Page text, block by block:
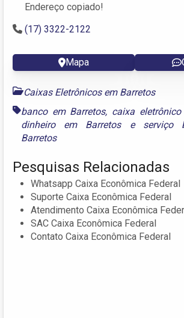
Endereço copiado!
(17) 3322-2122
Mapa
Caixas Eletrônicos em Barretos
banco em Barretos, caixa
dinheiro em Barretose serviço
Barretos
Pesquisas Relacionadas
Whatsapp Caixa Econômica Federal
Suporte Caixa Econômica Federal
Atendimento Caixa Econômica
SAC Caixa Econômica Federal
Contato Caixa Econômica Federal